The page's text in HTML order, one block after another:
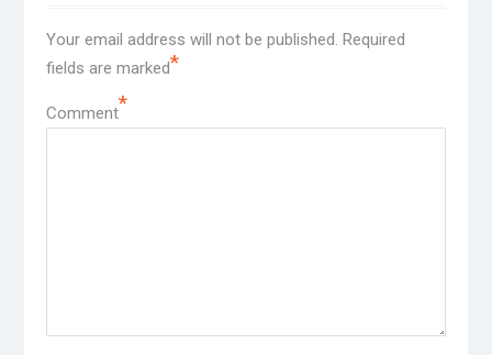
Your email address will not be published. Required
fields are marked*
Comment*